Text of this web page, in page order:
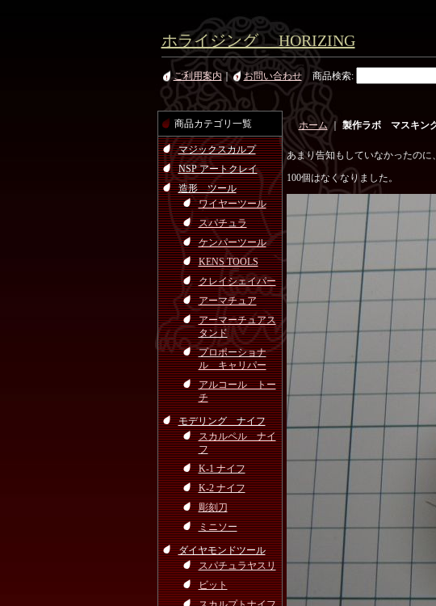
ホライジング HORIZING
ご利用案内 ｜ お問い合わせ 商品検索:
商品カテゴリ一覧
マジックスカルプ
NSP アートクレイ
造形 ツール
ワイヤーツール
スパチュラ
ケンパーツール
KENS TOOLS
クレイシェイパー
アーマチュア
アーマーチュアス
タンド
プロポーショナ
ル キャリパー
アルコール トー
チ
モデリング ナイフ
スカルペル ナイ
フ
K-1 ナイフ
K-2 ナイフ
彫刻刀
ミニソー
ダイヤモンドツール
スパチュラヤスリ
ビット
ホーム ｜ 製作ラボ マスキン
あまり告知もしていなかったのに
100個はなくなりました。